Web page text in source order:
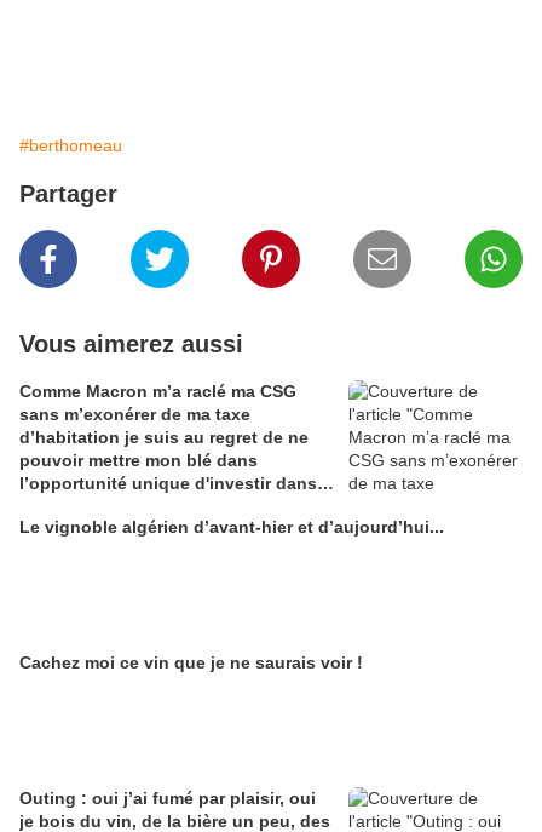
#berthomeau
Partager
Vous aimerez aussi
Comme Macron m’a raclé ma CSG
sans m’exonérer de ma taxe
d’habitation je suis au regret de ne
pouvoir mettre mon blé dans
l’opportunité unique d'investir dans
Alain Edouard
Le vignoble algérien d’avant-hier et d’aujourd’hui...
Cachez moi ce vin que je ne saurais voir !
Outing : oui j’ai fumé par plaisir, oui
je bois du vin, de la bière un peu, des